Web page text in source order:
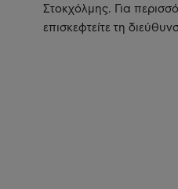
Στοκχόλμης. Για
επισκεφτείτε τη